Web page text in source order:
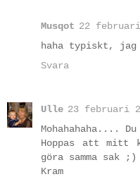
Musqot 22
haha typiskt,
Svara
Ulle 23 februari
Mohahahaha....
Hoppas att mitt
göra samma sak ;)
Kram